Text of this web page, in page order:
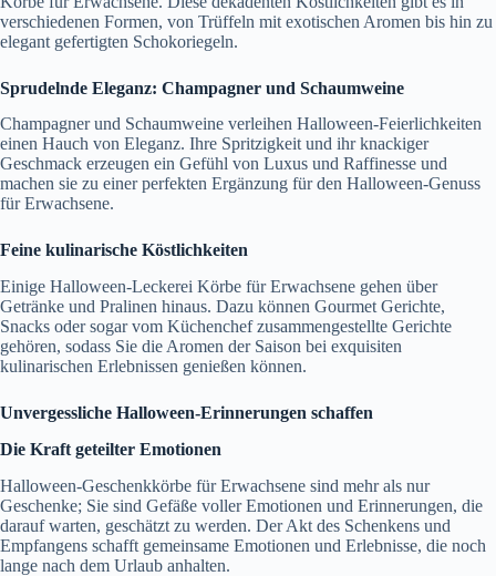
verschiedenen Formen, von Trüffeln mit exotischen Aromen bis hin zu
elegant gefertigten Schokoriegeln.
Sprudelnde Eleganz: Champagner und Schaumweine
Champagner und Schaumweine verleihen Halloween-Feierlichkeiten
einen Hauch von Eleganz. Ihre Spritzigkeit und ihr knackiger
Geschmack erzeugen ein Gefühl von Luxus und Raffinesse und
machen sie zu einer perfekten Ergänzung für den Halloween-Genuss
für Erwachsene.
Feine kulinarische Köstlichkeiten
Einige Halloween-Leckerei Körbe für Erwachsene gehen über
Getränke und Pralinen hinaus. Dazu können Gourmet Gerichte,
Snacks oder sogar vom Küchenchef zusammengestellte Gerichte
gehören, sodass Sie die Aromen der Saison bei exquisiten
kulinarischen Erlebnissen genießen können.
Unvergessliche Halloween-Erinnerungen schaffen
Die Kraft geteilter Emotionen
Halloween-Geschenkkörbe für Erwachsene sind mehr als nur
Geschenke; Sie sind Gefäße voller Emotionen und Erinnerungen, die
darauf warten, geschätzt zu werden. Der Akt des Schenkens und
Empfangens schafft gemeinsame Emotionen und Erlebnisse, die noch
lange nach dem Urlaub anhalten.